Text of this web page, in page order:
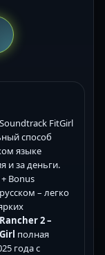
FitGirl
способ
языке
и за деньги.
Bonus
– легко
2 –
полная
года с